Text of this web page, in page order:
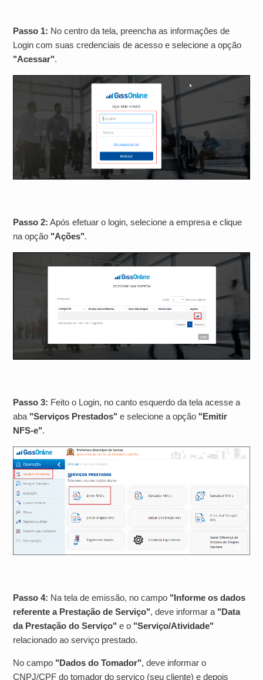
Passo 1: No centro da tela, preencha as informações de
Login com suas credenciais de acesso e selecione a opção
"Acessar".
Passo 2: Após efetuar o login, selecione a empresa e clique
na opção "Ações".
Passo 3: Feito o Login, no canto esquerdo da tela acesse a
aba "Serviços Prestados" e selecione a opção "Emitir
NFS-e".
Passo 4: Na tela de emissão, no campo "Informe os dados
referente a Prestação de Serviço", deve informar a "Data
da Prestação do Serviço" e o "Serviço/Atividade"
relacionado ao serviço prestado.
No campo "Dados do Tomador", deve informar o
CNPJ/CPF do tomador do serviço (seu cliente) e depois